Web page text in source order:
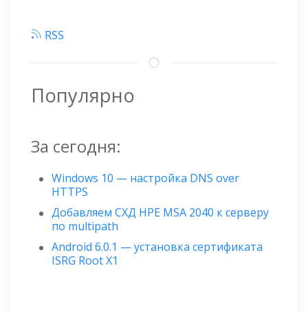
RSS
Популярно
За сегодня:
Windows 10 — настройка DNS over
HTTPS
Добавляем СХД HPE MSA 2040 к серверу
по multipath
Android 6.0.1 — установка сертификата
ISRG Root X1